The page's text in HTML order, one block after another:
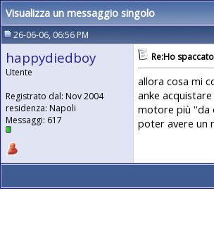
Visualizza un messaggio singolo
26-06-06, 06:56 PM
happydiedboy
Utente
Registrato dal: Nov 2004
residenza: Napoli
Messaggi: 617
Re:Ho
allora cosa mi
anke
motore più ''da
poter avere un